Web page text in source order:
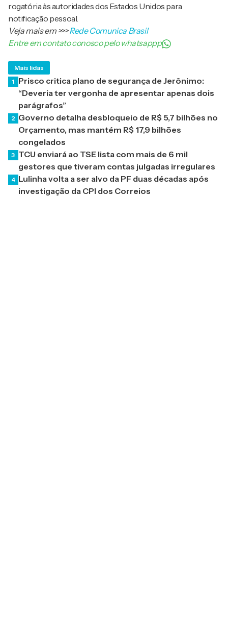
rogatória às autoridades dos Estados Unidos para
notificação pessoal.
Veja mais em>>>Rede Comunica Brasil
Entre em contato conosco pelo whatsappp
Mais lidas
1 Prisco critica plano de segurança de Jerônimo:
“Deveria ter vergonha de apresentar apenas dois
parágrafos”
2 Governo detalha desbloqueio de R$ 5,7 bilhões no
Orçamento, mas mantém R$ 17,9 bilhões
congelados
3 TCU enviará ao TSE lista com mais de 6 mil
gestores que tiveram contas julgadas irregulares
4 Lulinha volta a ser alvo da PF duas décadas após
investigação da CPI dos Correios